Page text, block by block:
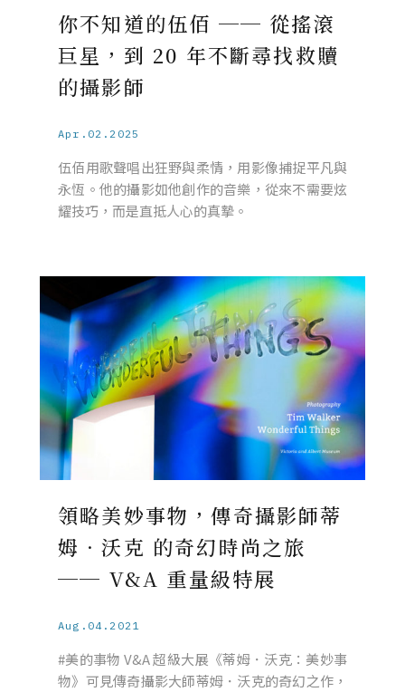
你不知道的伍佰 ── 從搖滾
巨星，到 20 年不斷尋找救贖
的攝影師
Apr.02.2025
伍佰用歌聲唱出狂野與柔情，用影像捕捉平凡與
永恆。他的攝影如他創作的音樂，從來不需要炫
耀技巧，而是直抵人心的真摯。
領略美妙事物，傳奇攝影師蒂
姆．沃克 的奇幻時尚之旅
── V&A 重量級特展
Aug.04.2021
#美的事物 V&A 超級大展《蒂姆．沃克：美妙事
物》可見傳奇攝影大師蒂姆．沃克的奇幻之作，